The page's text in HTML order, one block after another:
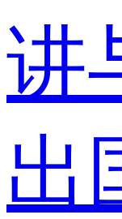
讲
出